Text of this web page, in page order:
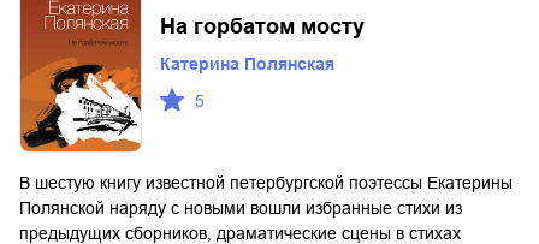
На горбатом мосту
Катерина Полянская
5
В шестую книгу известной петербургской поэтессы Екатерины
Полянской наряду с новыми вошли избранные стихи из
предыдущих сборников, драматические сцены в стихах